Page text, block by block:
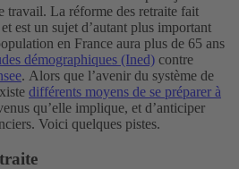
travail. La réforme des retraite fait
est un sujet d’autant plus important
en France aura plus de 65 ans
démographiques (Ined) contre
. Alors que l’avenir du système de
différents moyens de se préparer à
qu’elle implique, et d’anticiper
Voici quelques pistes.